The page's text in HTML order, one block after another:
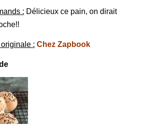
: Délicieux ce pain, on dirait
: Chez Zapbook